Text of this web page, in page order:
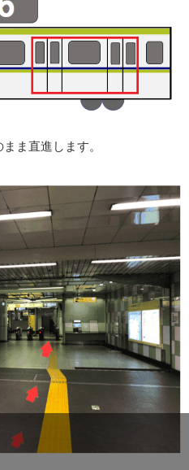
ま直進します。